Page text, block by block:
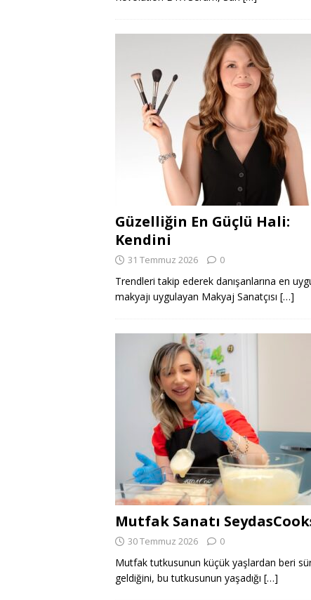
Güzelliğin En Güçlü Hali:
Kendini
31 Temmuz 2026 0
Trendleri takip ederek danışanlarına en
makyajı uygulayan Makyaj Sanatçısı […]
Mutfak Sanatı
30 Temmuz 2026 0
Mutfak tutkusunun küçük yaşlardan beri
geldiğini, bu tutkusunun yaşadığı […]